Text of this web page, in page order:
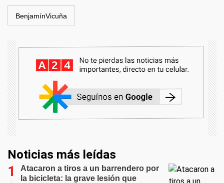
BenjamínVicuña
Noticias más leídas
Atacaron a tiros a un barrendero por
la bicicleta: la grave lesión que